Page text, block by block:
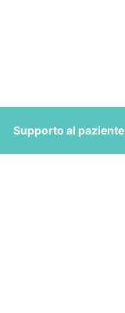
Supporto al paziente